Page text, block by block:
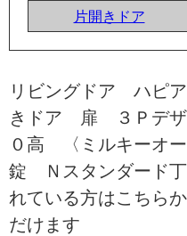
片開きドア
リビングドア ハピ
きドア 扉 ３Ｐデ
０高 〈ミルキーオ
錠 Ｎスタンダード丁
れている方はこちら
だけます